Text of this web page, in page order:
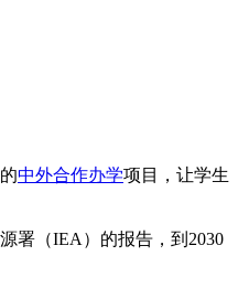
中外合作办学项目，让学生
署（IEA）的报告，到2030